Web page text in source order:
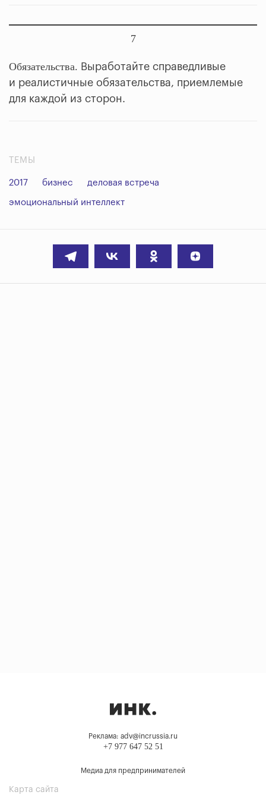
7
Обязательства. Выработайте справедливые
и реалистичные обязательства, приемлемые
для каждой из сторон.
ТЕМЫ
2017 бизнес деловая встреча
эмоциональный интеллект
Реклама: adv@incrussia.ru
+7 977 647 52 51
Медиа для предпринимателей
Карта сайта